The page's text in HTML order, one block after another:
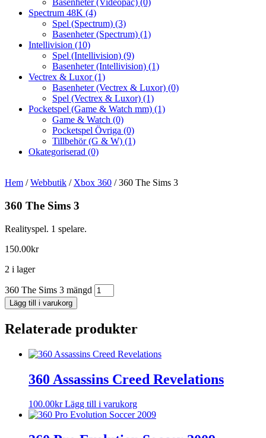
Basenheter (Videopac) (0)
Spectrum 48K (4)
Spel (Spectrum) (3)
Basenheter (Spectrum) (1)
Intellivision (10)
Spel (Intellivision) (9)
Basenheter (Intellivision) (1)
Vectrex & Luxor(1)
Basenheter (Vectrex & Luxor) (0)
Spel (Vectrex & Luxor) (1)
Pocketspel (Game & Watch mm) (1)
Game & Watch (0)
Pocketspel Övriga (0)
Tillbehör (G & W) (1)
Okategoriserad (0)
Hem /Webbutik / Xbox 360 / 360 The Sims 3
360 The Sims 3
Realityspel. 1 spelare.
150.00kr
2 i lager
360 The Sims 3 mängd
Lägg till i varukorg
Relaterade produkter
360 Assassins Creed Revelations
100.00kr Lägg till i varukorg